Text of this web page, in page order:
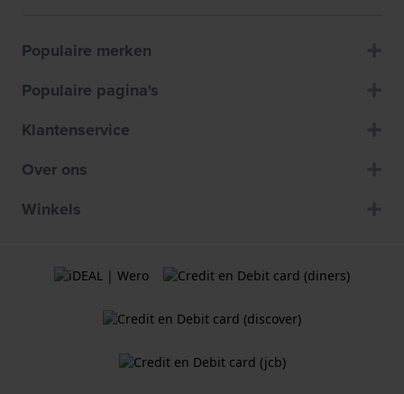
Populaire merken
Populaire pagina's
Klantenservice
Over ons
Winkels